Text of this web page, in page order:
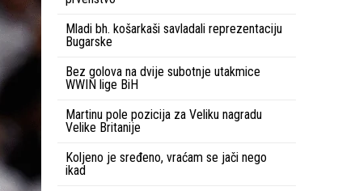
Mladi bh. košarkaši savladali reprezentaciju
Bugarske
Bez golova na dvije subotnje utakmice
WWIN lige BiH
Martinu pole pozicija za Veliku nagradu
Velike Britanije
Koljeno je sređeno, vraćam se jači nego
ikad